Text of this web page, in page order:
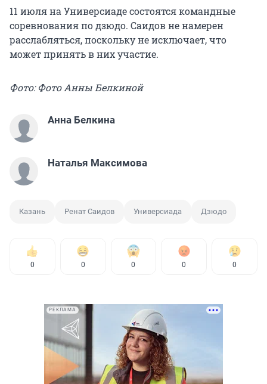
11 июля на Универсиаде состоятся командные
соревнования по дзюдо. Саидов не намерен
расслабляться, поскольку не исключает, что
может принять в них участие.
Фото: Фото Анны Белкиной
Анна Белкина
Наталья Максимова
Казань Ренат Саидов Универсиада Дзюдо
0 0 0 0 0
РЕКЛАМА